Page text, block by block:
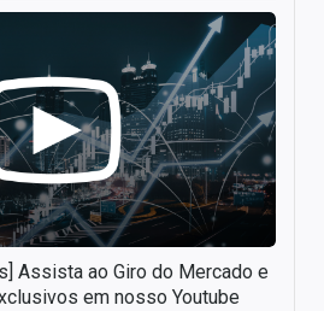
Assista ao Giro do Mercado e
em nosso Youtube